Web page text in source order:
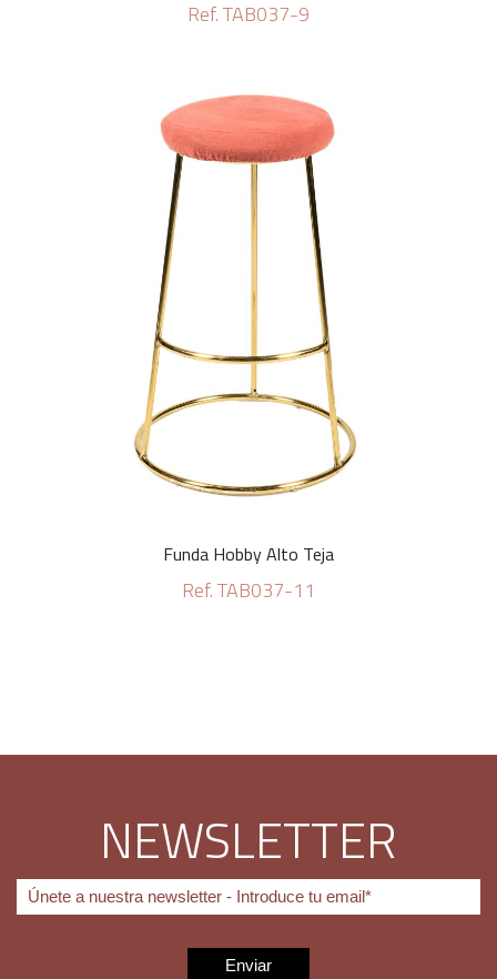
Ref. TAB037-9
Funda Hobby Alto Teja
Ref. TAB037-11
NEWSLETTER